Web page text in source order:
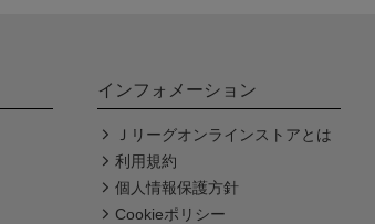
インフォメーション
Ｊリーグオンラインストアとは
利用規約
個人情報保護方針
Cookieポリシー